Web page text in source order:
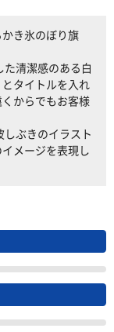
き氷のぼり旗
清潔感のある白
タイトルを入れ
からでもお客様
ぶきのイラスト
メージを表現し